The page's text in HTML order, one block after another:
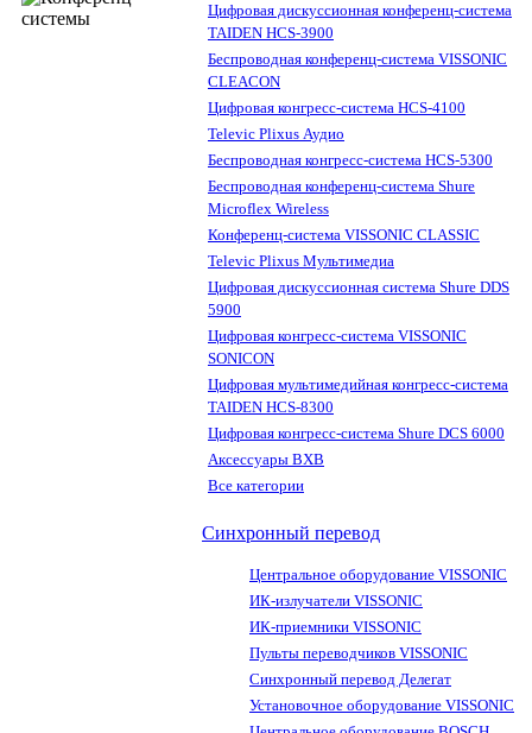
Цифровая дискуссионная конференц-система
TAIDEN HCS-3900
Беспроводная конференц-система VISSONIC
CLEACON
Цифровая конгресс-система HCS-4100
Televic Plixus Аудио
Беспроводная конгресс-система HCS-5300
Беспроводная конференц-система Shure
Microflex Wireless
Конференц-система VISSONIC CLASSIC
Televic Plixus Мультимедиа
Цифровая дискуссионная система Shure DDS
5900
Цифровая конгресс-система VISSONIC
SONICON
Цифровая мультимедийная конгресс-система
TAIDEN HCS-8300
Цифровая конгресс-система Shure DCS 6000
Аксессуары BXB
Все категории
Синхронный перевод
Центральное оборудование VISSONIC
ИК-излучатели VISSONIC
ИК-приемники VISSONIC
Пульты переводчиков VISSONIC
Синхронный перевод Делегат
Установочное оборудование VISSONIC